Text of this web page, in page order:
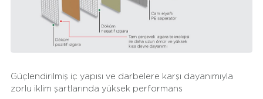
zorlu görev koşullarında ve değişken iklim şartlarında
kullanıma uygundur. Yüksek marş gücü ve standart
akülere oranla daha yüksek titreşim dayanımına sahip
olması SFB Askeri Tip Akülerin en önemli avantajları
Güçlendirilmiş iç yapısı ve darbelere karşı dayanımıyla
zorlu iklim şartlarında yüksek performans